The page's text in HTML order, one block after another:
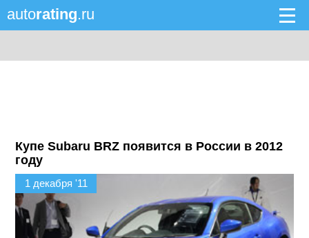
autorating.ru
Купе Subaru BRZ появится в России в 2012
году
1 декабря '11